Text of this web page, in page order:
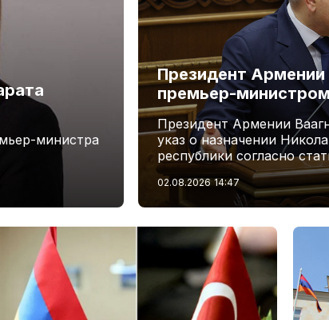
министра
Президент Армении
премьер-
Президент Армении
указ о назначении
республики согласно
02.08.2026 14:47